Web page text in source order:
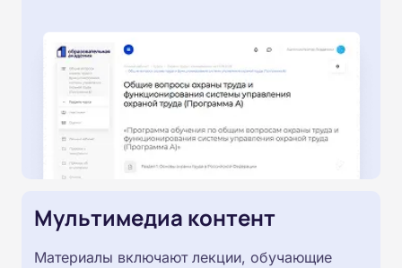
Мультимедиа контент
Материалы включают лекции, обучающие